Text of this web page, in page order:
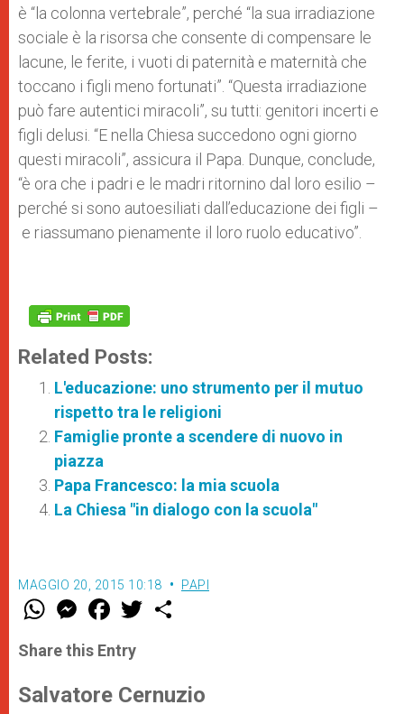
è “la colonna vertebrale”, perché “la sua irradiazione
sociale è la risorsa che consente di compensare le
lacune, le ferite, i vuoti di paternità e maternità che
toccano i figli meno fortunati”. “Questa irradiazione
può fare autentici miracoli”, su tutti: genitori incerti e
figli delusi. “E nella Chiesa succedono ogni giorno
questi miracoli”, assicura il Papa. Dunque, conclude,
“è ora che i padri e le madri ritornino dal loro esilio –
perché si sono autoesiliati dall’educazione dei figli –
e riassumano pienamente il loro ruolo educativo”.
Related Posts:
L'educazione: uno strumento per il mutuo
rispetto tra le religioni
Famiglie pronte a scendere di nuovo in
piazza
Papa Francesco: la mia scuola
La Chiesa "in dialogo con la scuola"
MAGGIO 20, 2015 10:18 PAPI
W
t
s
p
p
M
e
s
e
g
e
F
a
e
b
o
k
w
r
Share this Entry
Salvatore Cernuzio